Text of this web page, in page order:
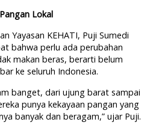
Lokal
Yayasan KEHATI, Puji Sumedi
bahwa perlu ada perubahan
makan beras, berarti belum
ke seluruh Indonesia.
banget, dari ujung barat sampai
punya kekayaan pangan yang
banyak dan beragam,” ujar Puji.